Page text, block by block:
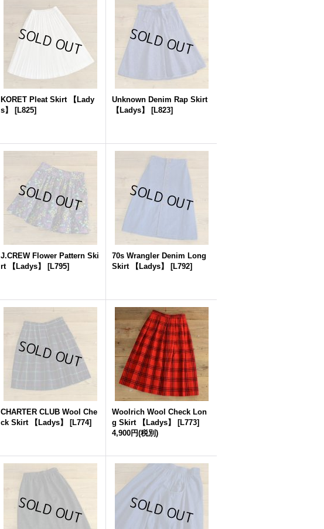
KORET Pleat Skirt 【Lady
s】
[L825]
Unknown Denim Rap Skirt
【Ladys】
[L823]
J.CREW Flower Pattern Ski
rt 【Ladys】
[L795]
70s Wrangler Denim Long
Skirt 【Ladys】
[L792]
CHARTER CLUB Wool Che
ck Skirt 【Ladys】
[L774]
Woolrich Wool Check Lon
g Skirt 【Ladys】
[L773]
4,900円(税別)